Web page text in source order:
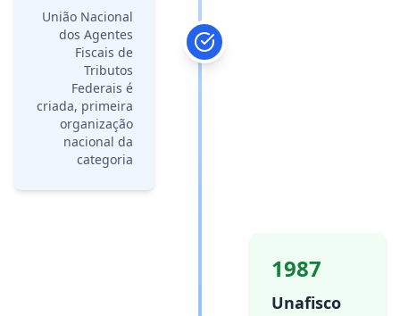
União Nacional
dos Agentes
Fiscais de
Tributos
Federais é
criada, primeira
organização
nacional da
categoria
1987
Unafisco